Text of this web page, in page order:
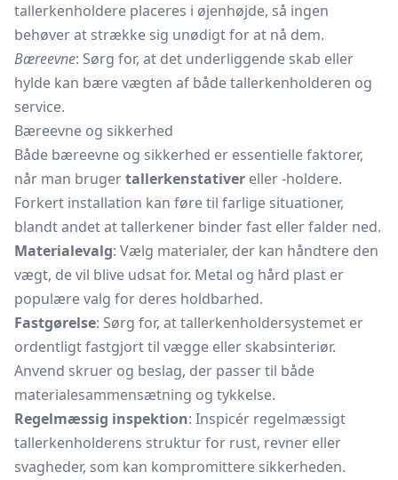
tallerkenholdere placeres i øjenhøjde, så ingen
behøver at strække sig unødigt for at nå dem.
Bæreevne: Sørg for, at det underliggende skab eller
hylde kan bære vægten af både tallerkenholderen og
service.
Bæreevne og sikkerhed
Både bæreevne og sikkerhed er essentielle faktorer,
når man brugertallerkenstativer eller -holdere.
Forkert installation kan føre til farlige situationer,
blandt andet at tallerkener binder fast eller falder ned.
Materialevalg: Vælg materialer, der kan håndtere den
vægt, de vil blive udsat for. Metal og hård plast er
populære valg for deres holdbarhed.
Fastgørelse: Sørg for, at tallerkenholdersystemet er
ordentligt fastgjort til vægge eller skabsinteriør.
Anvend skruer og beslag, der passer til både
materialesammensætning og tykkelse.
Regelmæssig inspektion: Inspicér regelmæssigt
tallerkenholderens struktur for rust, revner eller
svagheder, som kan kompromittere sikkerheden.